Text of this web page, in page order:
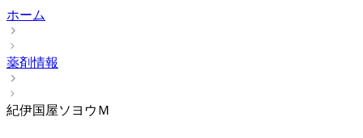
ホーム
薬剤情報
紀伊国屋ソヨウＭ